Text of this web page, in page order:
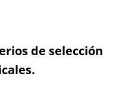
de selección